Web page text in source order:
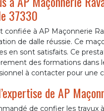
37330
confiée à AP Maçonnerie
de dalle réussie. Ce
en sont satisfaits. Ce
des formations dans
à contacter pour une
de AP
de confier les travux